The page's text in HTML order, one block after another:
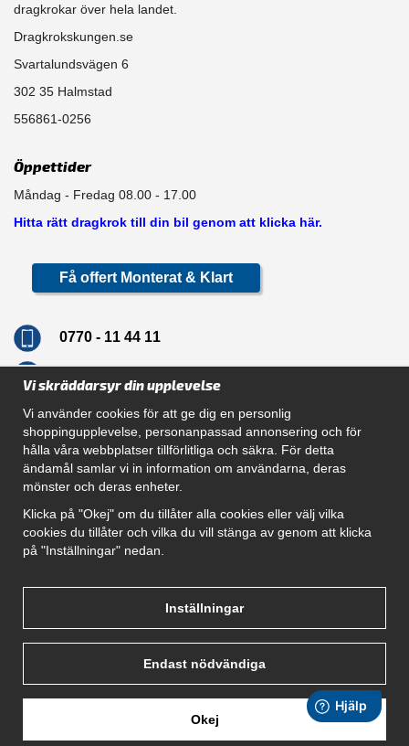
dragkrokar över hela landet.
Dragkrokskungen.se
Svartalundsvägen 6
302 35 Halmstad
556861-0256
Öppettider
Måndag - Fredag 08.00 - 17.00
Hitta rätt dragkrok till din bil genom att klicka här.
Få offert Monterat & Klart
0770 - 11 44 11
Navigation
Hur beställer jag
Gör Det Själv Paket
Montera dragkrok
SUPPORT
Villkor
Vi skräddarsyr din upplevelse
Vi använder cookies för att ge dig en personlig
shoppingupplevelse, personanpassad annonsering och för
hålla våra webbplatser tillförlitliga och säkra. För detta
ändamål samlar vi in information om användarna, deras
mönster och deras enheter.
Klicka på "Okej" om du tillåter alla cookies eller välj vilka
cookies du tillåter och vilka du vill stänga av genom att klicka
på "Inställningar" nedan.
Inställningar
Endast nödvändiga
Okej